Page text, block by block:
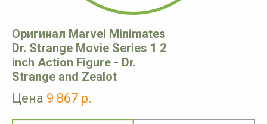
Оригинал Marvel Minimates
Dr. Strange Movie Series 1 2
inch Action Figure - Dr.
Strange and Zealot
Цена 9 867 р.